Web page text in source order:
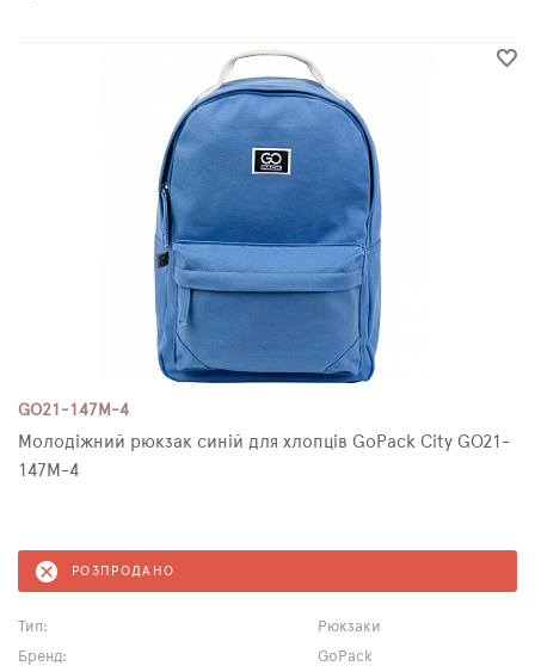
GO21-147M-4
Молодіжний рюкзак синій для хлопців GoPack City GO21-
147M-4
РОЗПРОДАНО
Тип:
Рюкзаки
Бренд:
GoPack